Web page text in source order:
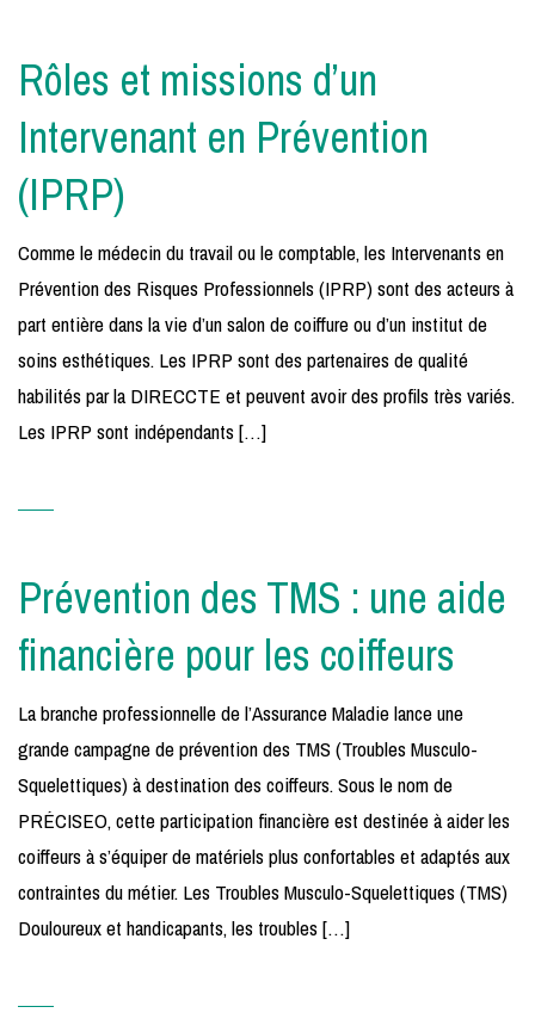
Rôles et missions d’un
Intervenant en Prévention
(IPRP)
Comme le médecin du travail ou le comptable, les Intervenants en
Prévention des Risques Professionnels (IPRP) sont des acteurs à
part entière dans la vie d’un salon de coiffure ou d’un institut de
soins esthétiques. Les IPRP sont des partenaires de qualité
habilités par la DIRECCTE et peuvent avoir des profils très variés.
Les IPRP sont indépendants […]
Prévention des TMS : une aide
financière pour les coiffeurs
La branche professionnelle de l’Assurance Maladie lance une
grande campagne de prévention des TMS (Troubles Musculo-
Squelettiques) à destination des coiffeurs. Sous le nom de
PRÉCISEO, cette participation financière est destinée à aider les
coiffeurs à s’équiper de matériels plus confortables et adaptés aux
contraintes du métier. Les Troubles Musculo-Squelettiques (TMS)
Douloureux et handicapants, les troubles […]